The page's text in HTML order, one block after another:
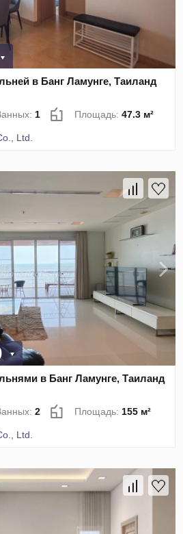
в Банг Ламунге, Таиланд
1 Площадь:47.3 м²
Ltd.
в Банг Ламунге, Таиланд
2 Площадь: 155 м²
Ltd.